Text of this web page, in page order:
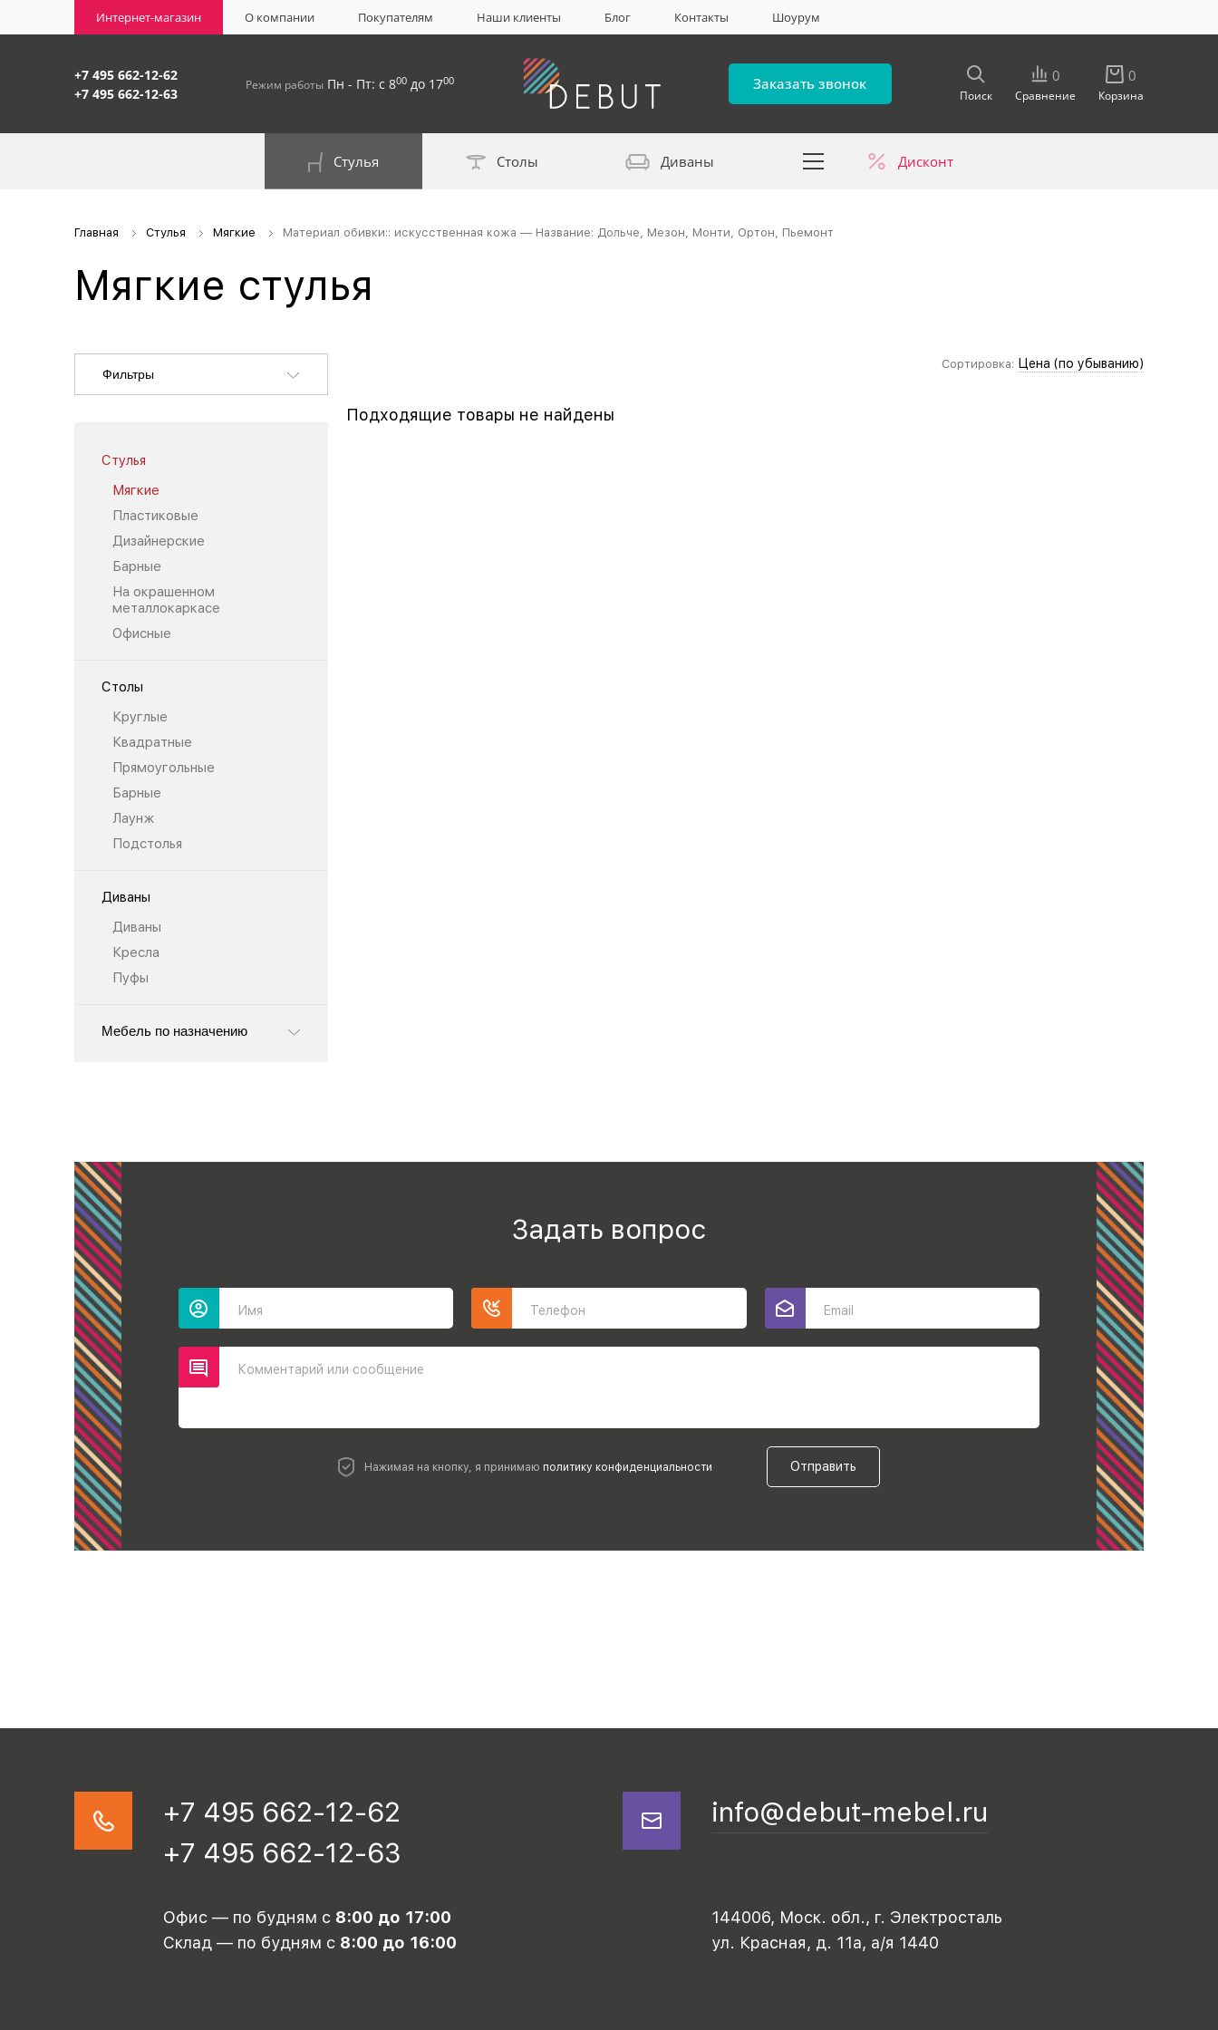
Интернет-магазин О компании Покупателям Наши клиенты Блог Контакты Шоурум
+7 495 662-12-62
+7 495 662-12-63
Режим работы Пн - Пт: с 800 до 1700 Заказать звонок
Поиск
0
Сравнение
0
Корзина
Стулья Столы Диваны Дисконт
Главная Стулья Мягкие Материал обивки:: искусственная кожа — Название: Дольче, Мезон, Монти, Ортон, Пьемонт
Мягкие стулья
Фильтры
Стулья
Мягкие
Пластиковые
Дизайнерские
Барные
На окрашенном
металлокаркасе
Офисные
Столы
Круглые
Квадратные
Прямоугольные
Барные
Лаунж
Подстолья
Диваны
Диваны
Кресла
Пуфы
Мебель по назначению
Сортировка: Цена (по убыванию)
Подходящие товары не найдены
Задать вопрос
Имя Телефон Email
Комментарий или сообщение
Нажимая на кнопку, я принимаю политику конфиденциальности Отправить
+7 495 662-12-62
+7 495 662-12-63
info@debut-mebel.ru
Офис — по будням с 8:00 до 17:00
Склад — по будням с 8:00 до 16:00
144006, Моск. обл., г. Электросталь
ул. Красная, д. 11а, а/я 1440